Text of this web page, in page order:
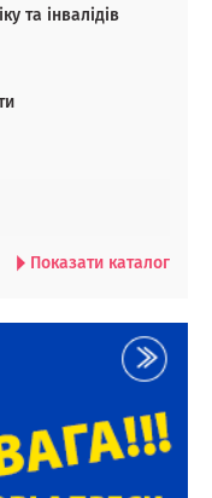
та інвалідів
Показати каталог